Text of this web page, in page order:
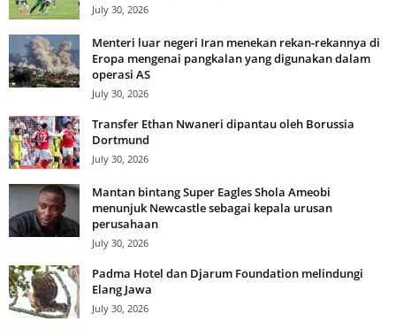
July 30, 2026
Menteri luar negeri Iran menekan rekan-rekannya di
Eropa mengenai pangkalan yang digunakan dalam
operasi AS
July 30, 2026
Transfer Ethan Nwaneri dipantau oleh Borussia
Dortmund
July 30, 2026
Mantan bintang Super Eagles Shola Ameobi
menunjuk Newcastle sebagai kepala urusan
perusahaan
July 30, 2026
Padma Hotel dan Djarum Foundation melindungi
Elang Jawa
July 30, 2026